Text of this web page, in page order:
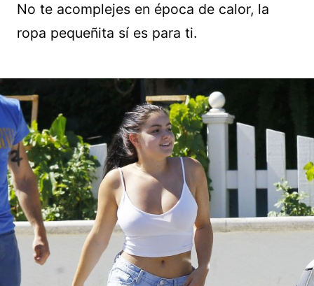
No te acomplejes en época de calor, la
ropa pequeñita sí es para ti.